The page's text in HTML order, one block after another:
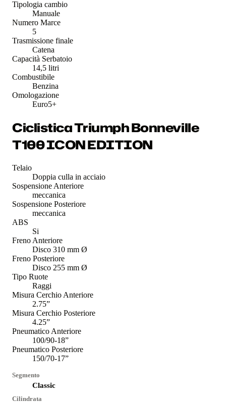
Tipologia cambio
Manuale
Numero Marce
5
Trasmissione finale
Catena
Capacità Serbatoio
14,5 litri
Combustibile
Benzina
Omologazione
Euro5+
Ciclistica Triumph Bonneville
T100 ICON EDITION
Telaio
Doppia culla in acciaio
Sospensione Anteriore
meccanica
Sospensione Posteriore
meccanica
ABS
Si
Freno Anteriore
Disco 310 mm Ø
Freno Posteriore
Disco 255 mm Ø
Tipo Ruote
Raggi
Misura Cerchio Anteriore
2.75”
Misura Cerchio Posteriore
4.25”
Pneumatico Anteriore
100/90-18”
Pneumatico Posteriore
150/70-17”
Segmento
Classic
Cilindrata